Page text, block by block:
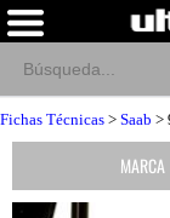
Fichas Técnicas > Saab >
MARCA